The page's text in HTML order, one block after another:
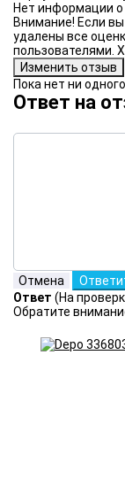
Нет информации
Внимание! Если
удалены все
пользователями.
Пока нет ни
Ответ на
Ответ (На
Обратите